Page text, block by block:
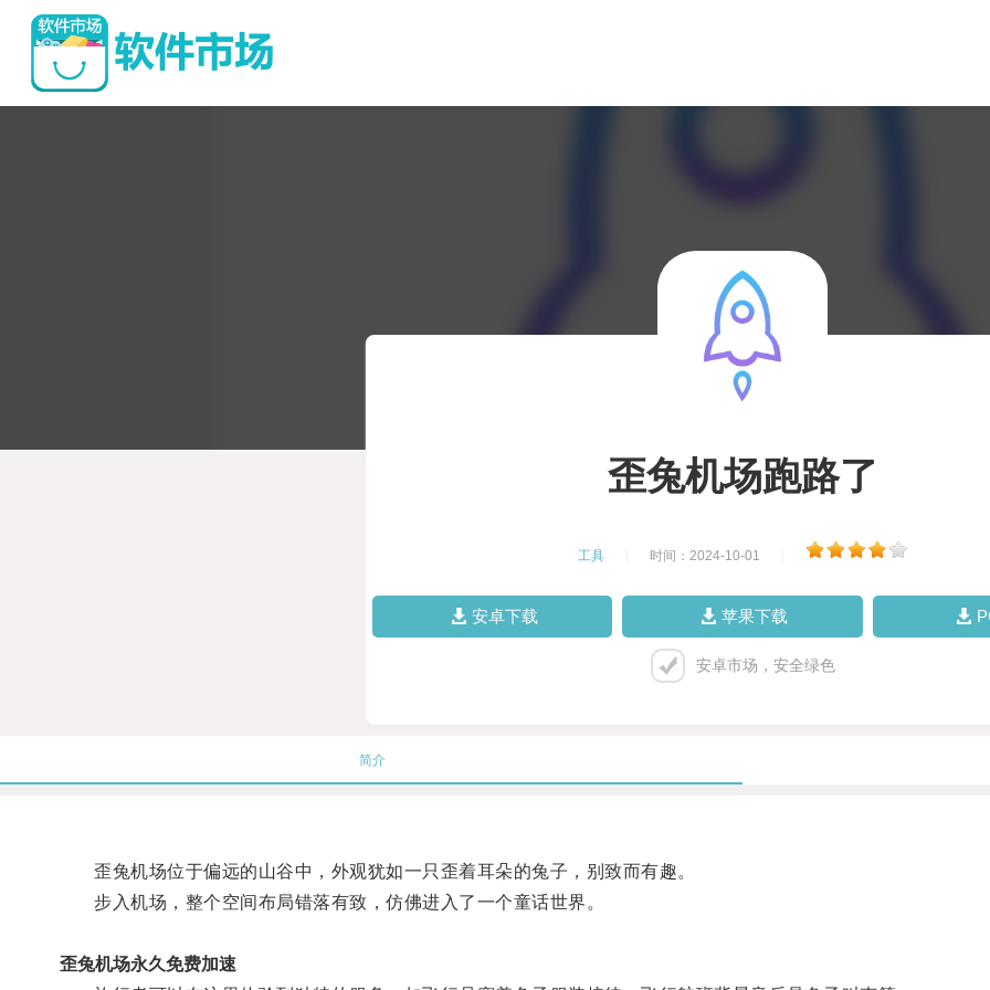
歪兔机场跑路了
工具 时间：2024-10-01
安卓下载 苹果下载
安卓市场，安全绿色
简介
歪兔机场位于偏远的山谷中，外观犹如一只歪着耳朵的兔子，别致而有趣。
步入机场，整个空间布局错落有致，仿佛进入了一个童话世界。
歪兔机场永久免费加速